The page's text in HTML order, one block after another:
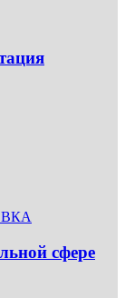
сфере